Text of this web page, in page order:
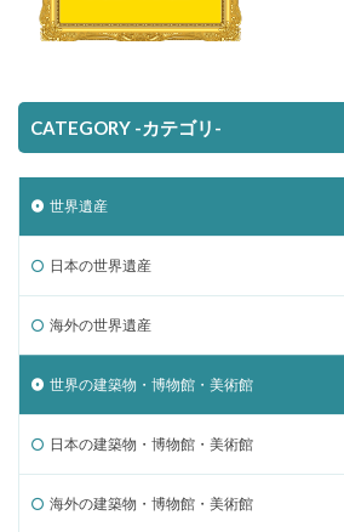
CATEGORY -カテゴリ-
世界遺産
日本の世界遺産
海外の世界遺産
世界の建築物・博物館・美術館
日本の建築物・博物館・美術館
海外の建築物・博物館・美術館